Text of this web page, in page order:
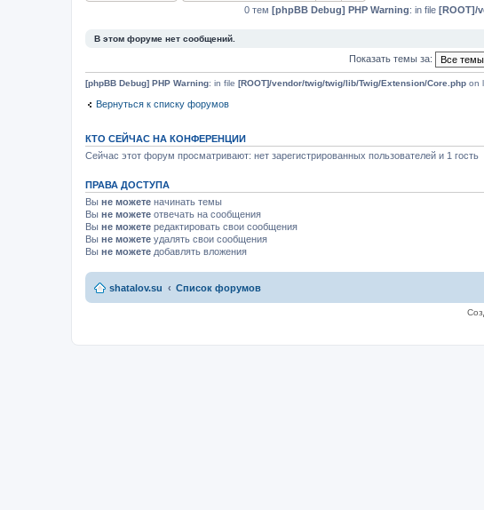
0 тем [phpBB Debug] PHP Warning: in file [ROOT]/
В этом форуме нет сообщений.
Показать темы за:
[phpBB Debug] PHP Warning: in file [ROOT]/vendor/twig/twig/lib/Twig/Extension/Core.php on
Вернуться к списку форумов
КТО СЕЙЧАС НА КОНФЕРЕНЦИИ
Сейчас этот форум просматривают: нет зарегистрированных пользователей и 1 гость
ПРАВА ДОСТУПА
Вы не можете начинать темы
Вы не можете отвечать на сообщения
Вы не можете редактировать свои сообщения
Вы не можете удалять свои сообщения
Вы не можете добавлять вложения
shatalov.su Список форумов